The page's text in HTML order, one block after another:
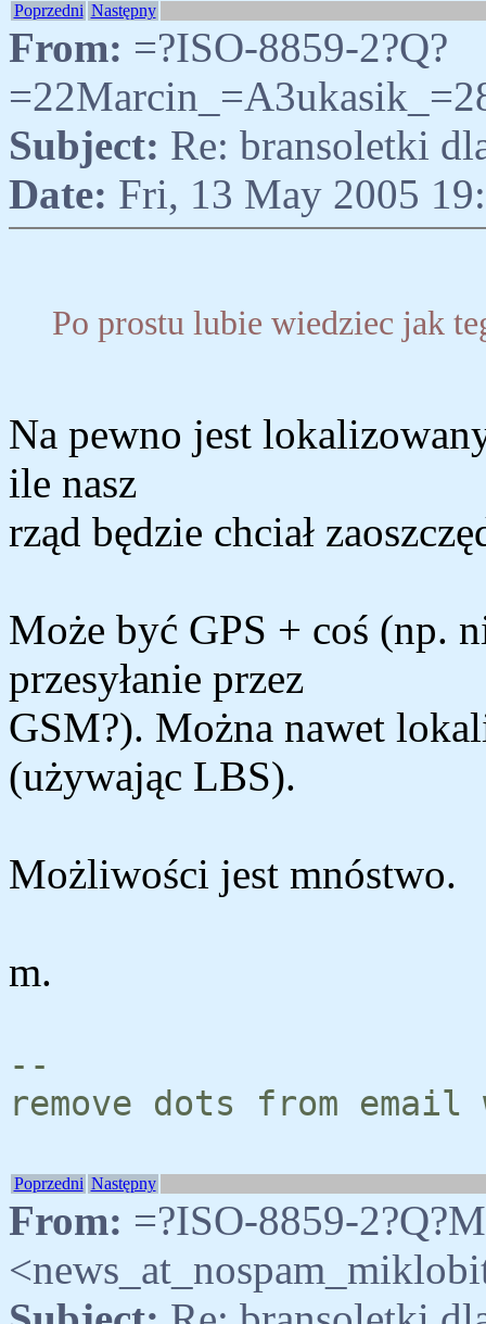
Poprzedni Następny
From: =?ISO-8859-2?Q?
Subject: Re: bransoletki
Date: Fri, 13 May 2005
Po prostu lubie wiedziec jak
Na pewno jest
ile nasz
rząd będzie chciał
Może być GPS + coś (np.
przesyłanie przez
GSM?). Można nawet
(używając LBS).
Możliwości jest mnóstwo.
m.
--
remove dots from email
Poprzedni Następny
From: =?ISO-8859-